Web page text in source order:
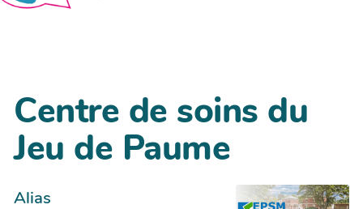
Centre de soins du
Jeu de Paume
Alias